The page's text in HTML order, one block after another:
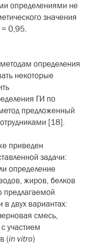
определениями не
значения
= 0,95.
определения
некоторые
ГИ по
предложенный
[18].
приведен
задачи:
определение
жиров, белков
предлагаемой
двух вариантах:
смесь,
участием
(in vitro)